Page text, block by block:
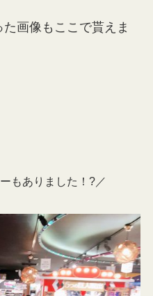
画像もここで貰えま
もありました！?／